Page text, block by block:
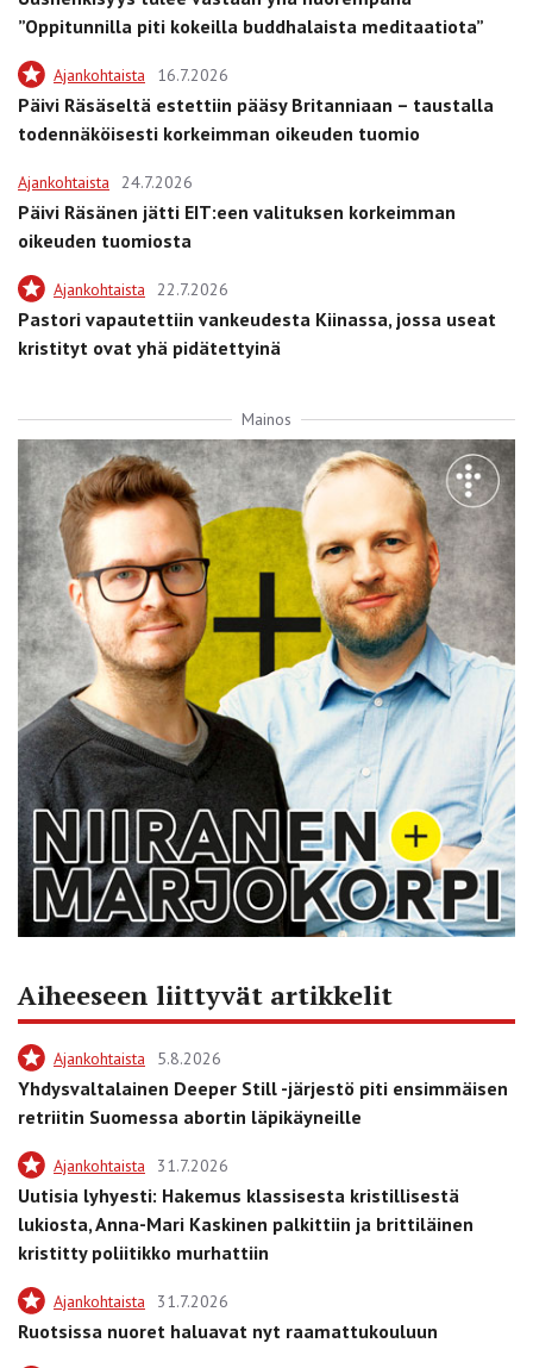
”Oppitunnilla piti kokeilla buddhalaista meditaatiota”
Ajankohtaista 16.7.2026
Päivi Räsäseltä estettiin pääsy Britanniaan – taustalla
todennäköisesti korkeimman oikeuden tuomio
Ajankohtaista 24.7.2026
Päivi Räsänen jätti EIT:een valituksen korkeimman
oikeuden tuomiosta
Ajankohtaista 22.7.2026
Pastori vapautettiin vankeudesta Kiinassa, jossa useat
kristityt ovat yhä pidätettyinä
Mainos
Aiheeseen liittyvät artikkelit
Ajankohtaista 5.8.2026
Yhdysvaltalainen Deeper Still -järjestö piti ensimmäisen
retriitin Suomessa abortin läpikäyneille
Ajankohtaista 31.7.2026
Uutisia lyhyesti: Hakemus klassisesta kristillisestä
lukiosta, Anna-Mari Kaskinen palkittiin ja brittiläinen
kristitty poliitikko murhattiin
Ajankohtaista 31.7.2026
Ruotsissa nuoret haluavat nyt raamattukouluun